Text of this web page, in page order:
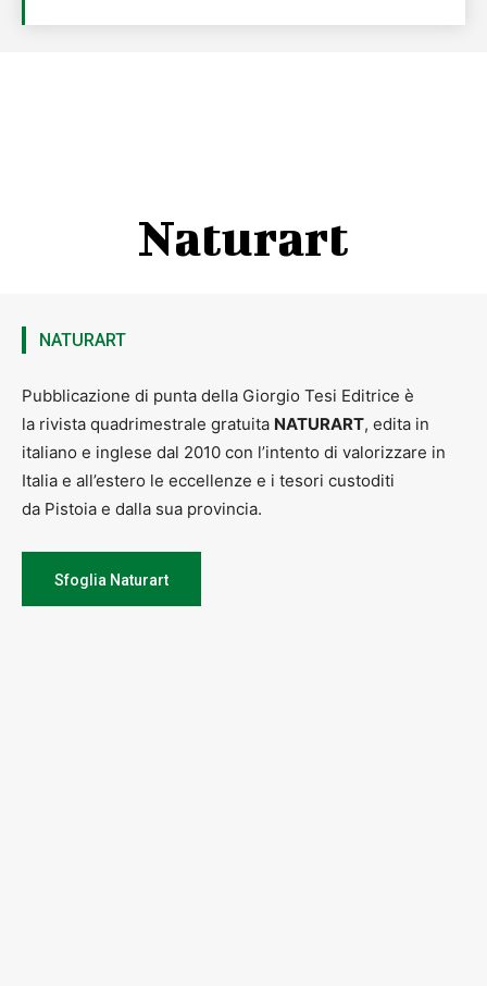
Naturart
NATURART
Pubblicazione di punta della Giorgio Tesi Editrice è
la rivista quadrimestrale gratuita NATURART, edita in
italiano e inglese dal 2010 con l’intento di valorizzare in
Italia e all’estero le eccellenze e i tesori custoditi
da Pistoia e dalla sua provincia.
Sfoglia Naturart